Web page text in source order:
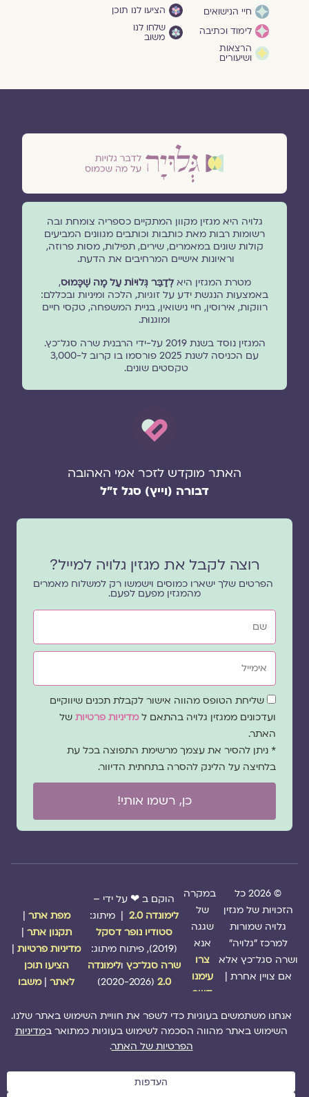
חיי הנישואים
לימוד וכתיבה
הרצאות
ושיעורים
הציעו לנו תוכן
שלחו לנו
משוב
גלויה היא מגזין מקוון המתקיים כספריה צומחת ובה
רשומות רבות מאת כותבות וכותבים מגוונים המביעים
קולות שונים במאמרים, שירים, תפילות, מסות פרוזה,
וראיונות אישיים המרחיבים את הדעת.
מטרת המגזין היאלְדַבֵּר גְּלוּיוֹת עַל מָה שֶׁכָּמוּס,
באמצעות הנגשת ידע על זוגיות, הלכה ומיניות ובכללם:
רווקות, אירוסין, חיי נישואין, בניית המשפחה, טקסי חיים
ומוגנוּת.
המגזין נוסד בשנת 2019 על-ידי הרבנית שרה סגל־כץ.
עם הכניסה לשנת 2025 פורסמו בו קרוב ל-3,000
טקסטים שונים.
האתר מוקדש לזכר אמי האהובה
דבורה (וייץ) סגל ז"ל
רוצה לקבל את מגזין גלויה למייל?
הפרטים שלך ישארו כמוסים וישמשו רק למשלוח מאמרים
מהמגזין מפעם לפעם.
שם
אימייל
שדה
הסכמה
שליחת הטופס מהווה אישור לקבלת תכנים שיווקיים
ועדכונים ממגזין גלויה בהתאם ל מדיניות פרטיותשל
האתר.
* ניתן להסיר את עצמך מרשימת התפוצה בכל עת
בלחיצה על הלינק להסרה בתחתית הדיוור.
כן, רשמו אותי!
© 2026 כל
הזכויות של מגזין
גלויה שמורות
למרכז "גלויה"
ושרה סגל־כץ אלא
אם צויין אחרת |
במקרה
של
שגגה
אנא
צרו
עימנו
קשר
הוקם ב ❤ על ידי –
לימונדה 2.0
| מיתוג:
סטודיו נופר דסקל
שרה סגל־כץולימונדה
2.0
(2020-2026)
מפת אתר|
תקנון אתר|
מדיניות פרטיות|
הציעו תוכן
לאתר| משבו